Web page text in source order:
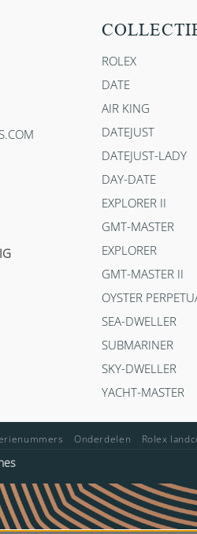
ROLEX
DATE
AIR KING
DATEJUST
DATEJUST-LADY
DAY-DATE
EXPLORER II
GMT-MASTER
EXPLORER
GMT-MASTER II
OYSTER
SEA-DWELLER
SUBMARINER
SKY-DWELLER
YACHT-MASTER
Onderdelen Rolex